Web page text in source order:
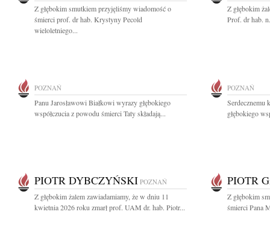
Z głębokim smutkiem przyjęliśmy wiadomość o
śmierci prof. dr hab. Krystyny Pecold
wieloletniego...
Z głębokim
Prof. dr hab.
POZNAŃ
Panu Jarosławowi Białkowi wyrazy głębokiego
współczucia z powodu śmierci Taty składają...
POZNAŃ
Serdecznemu
głębokiego
PIOTR DYBCZYŃSKI POZNAŃ
Z głębokim żalem zawiadamiamy, że w dniu 11
kwietnia 2026 roku zmarł prof. UAM dr. hab. Piotr...
PIOTR
Z głębokim
śmierci Pana